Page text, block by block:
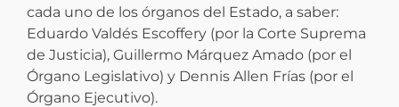
cada uno de los órganos del Estado, a saber:
Eduardo Valdés Escoffery (por la Corte Suprema
de Justicia), Guillermo Márquez Amado (por el
Órgano Legislativo) y Dennis Allen Frías (por el
Órgano Ejecutivo).